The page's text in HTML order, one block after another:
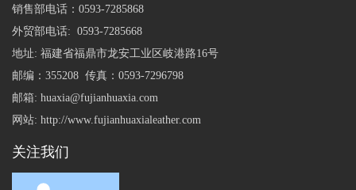
销售部电话： 0593-7285868
外贸部电话: 0593-7285668
地址: 福建省福鼎市龙安工业区岐港路16号
邮编：355208 传真：0593-7296798
邮箱: huaxia@fujianhuaxia.com
网站: http://www.fujianhuaxialeather.com
关注我们